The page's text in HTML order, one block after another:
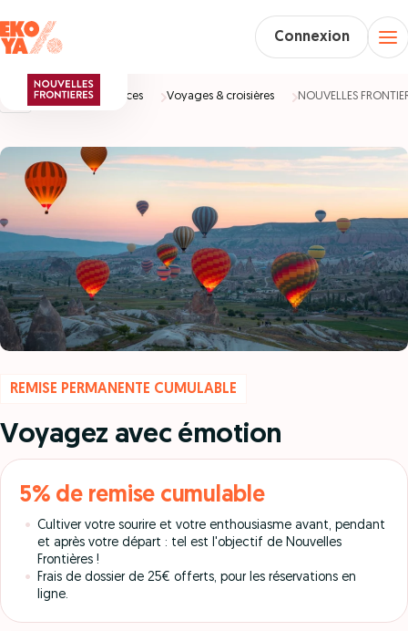
Connexion
Accueil Vacances Voyages & croisières NOUVELLES
REMISE PERMANENTE CUMULABLE
Voyagez avec émotion
5% de remise cumulable
Cultiver votre sourire et votre enthousiasme avant, pendant
et après votre départ : tel est l'objectif de Nouvelles
Frontières !
Frais de dossier de 25€ offerts, pour les réservations en
ligne.